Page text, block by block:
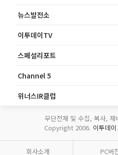
뉴스발전소
이투데이TV
스페셜리포트
Channel 5
위너스IR클럽
무단전재 및 수집, 복사, 재
Copyright 2006. 이투데이
회사소개 PC버